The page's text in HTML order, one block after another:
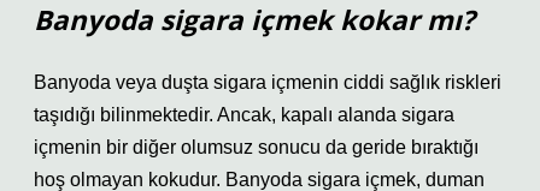
Banyoda sigara içmek kokar mı?
Banyoda veya duşta sigara içmenin ciddi sağlık riskleri
taşıdığı bilinmektedir. Ancak, kapalı alanda sigara
içmenin bir diğer olumsuz sonucu da geride bıraktığı
hoş olmayan kokudur. Banyoda sigara içmek, duman